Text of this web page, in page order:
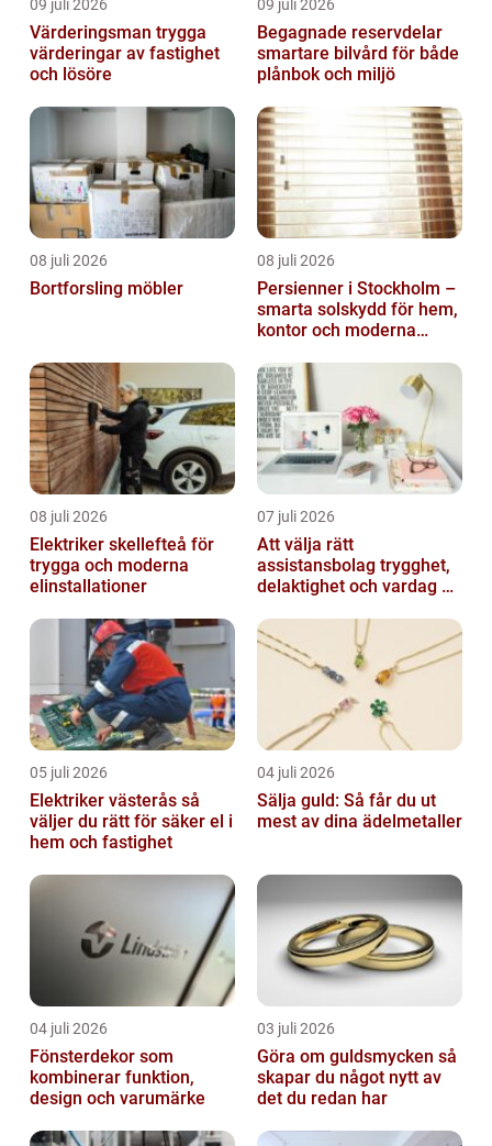
09 juli 2026
Värderingsman trygga
värderingar av fastighet
och lösöre
09 juli 2026
Begagnade reservdelar
smartare bilvård för både
plånbok och miljö
08 juli 2026
Bortforsling möbler
08 juli 2026
Persienner i Stockholm –
smarta solskydd för hem,
kontor och moderna
08 juli 2026
Elektriker skellefteå för
trygga och moderna
elinstallationer
07 juli 2026
Att välja rätt
assistansbolag trygghet,
delaktighet och vardag på
05 juli 2026
Elektriker västerås så
väljer du rätt för säker el i
hem och fastighet
04 juli 2026
Sälja guld: Så får du ut
mest av dina ädelmetaller
04 juli 2026
Fönsterdekor som
kombinerar funktion,
design och varumärke
03 juli 2026
Göra om guldsmycken så
skapar du något nytt av
det du redan har